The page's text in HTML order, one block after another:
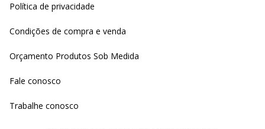
Política de privacidade
Condições de compra e venda
Orçamento Produtos Sob Medida
Fale conosco
Trabalhe conosco